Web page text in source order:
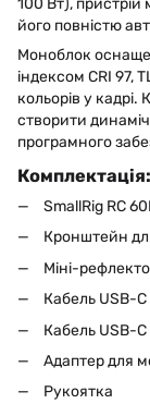
100 Вт),
його повністю
Моноблок
індексом CRI 97,
кольорів у
створити
програмного
Комплектація:
SmallRig RC
Кронштейн
Міні-
Кабель USB-
Кабель USB-C
Адаптер для
Рукоятка